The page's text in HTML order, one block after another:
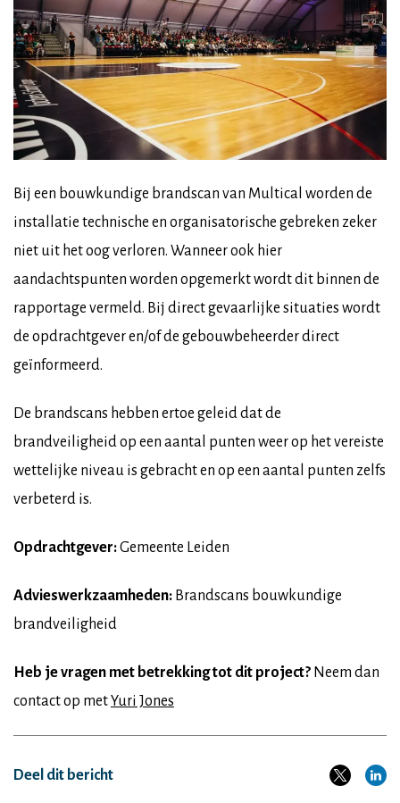
Bij een bouwkundige brandscan van Multical worden de
installatie technische en organisatorische gebreken zeker
niet uit het oog verloren. Wanneer ook hier
aandachtspunten worden opgemerkt wordt dit binnen de
rapportage vermeld. Bij direct gevaarlijke situaties wordt
de opdrachtgever en/of de gebouwbeheerder direct
geïnformeerd.
De brandscans hebben ertoe geleid dat de
brandveiligheid op een aantal punten weer op het vereiste
wettelijke niveau is gebracht en op een aantal punten zelfs
verbeterd is.
Opdrachtgever:Gemeente Leiden
Advieswerkzaamheden: Brandscans bouwkundige
brandveiligheid
Heb je vragen met betrekking tot dit project? Neem dan
contact op metYuri Jones
Deel dit bericht